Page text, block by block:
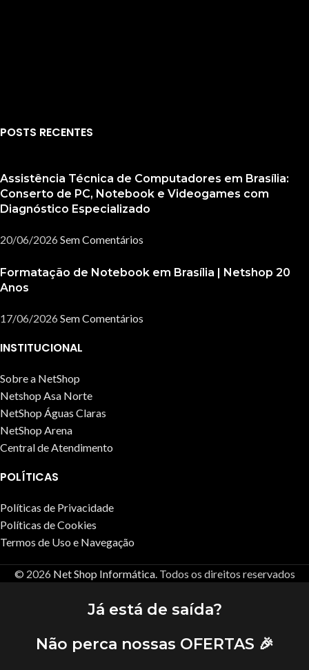
POSTS RECENTES
Assistência Técnica de Computadores em Brasília:
Conserto de PC, Notebook e Videogames com
Diagnóstico Especializado
20/06/2026 Sem Comentários
Formatação de Notebook em Brasília | Netshop 20
Anos
17/06/2026 Sem Comentários
INSTITUCIONAL
Sobre a NetShop
Netshop Asa Norte
NetShop Águas Claras
NetShop Arena
Central de Atendimento
POLÍTICAS
Políticas de Privacidade
Políticas de Cookies
Termos de Uso e Navegação
© 2026 Net Shop Informática. Todos os direitos reservados
Já está de saída?
Não perca nossas OFERTAS 🎉